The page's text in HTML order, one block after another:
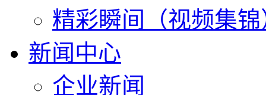
精彩瞬间（视频集锦
新闻中心
企业新闻